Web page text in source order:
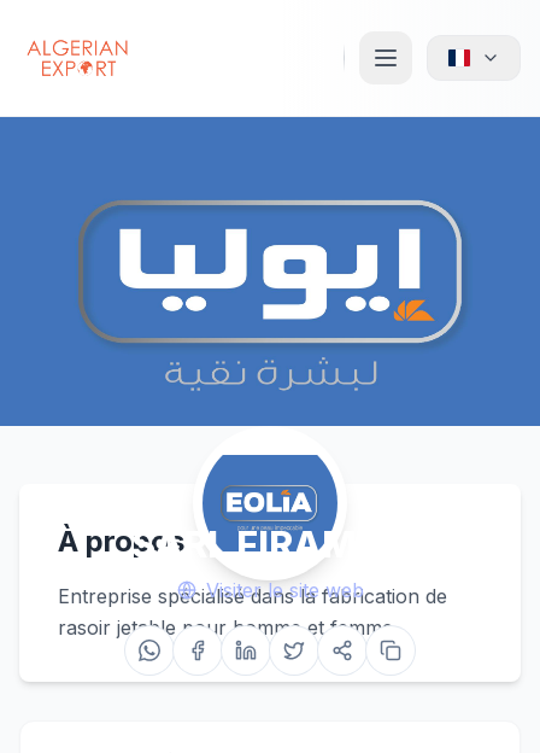
SARL FIRAMAB
Visiter le site web
À propos
Entreprise spécialisé dans la fabrication de
rasoir jetable pour homme et femme